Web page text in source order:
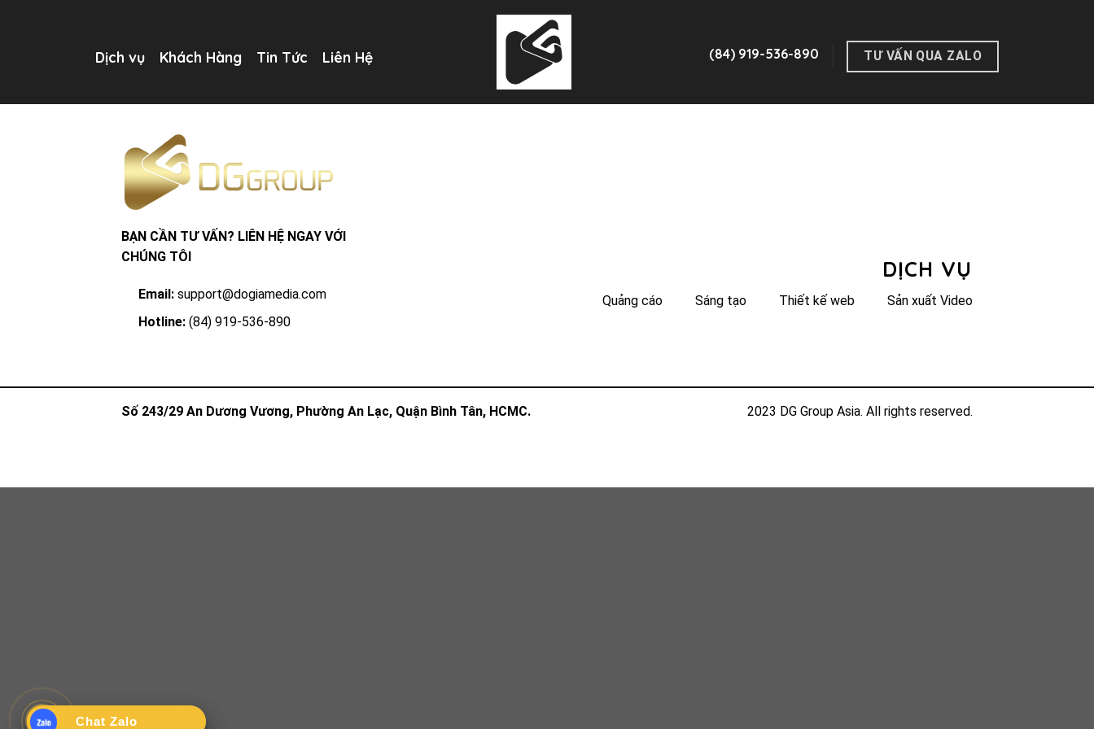
Dịch vụ Khách Hàng Tin Tức Liên Hệ (84) 919-536-890 TƯ VẤN QUA ZALO
BẠN CẦN TƯ VẤN? LIÊN HỆ NGAY VỚI
CHÚNG TÔI
Email:support@dogiamedia.com
Hotline:(84) 919-536-890
DỊCH VỤ
Quảng cáo Sáng tạo Thiết kế web Sản xuất Video
Số 243/29 An Dương Vương, Phường An Lạc, Quận Bình Tân, HCMC. 2023 DG Group Asia. All rights reserved.
Chat Zalo
Chat Zalo